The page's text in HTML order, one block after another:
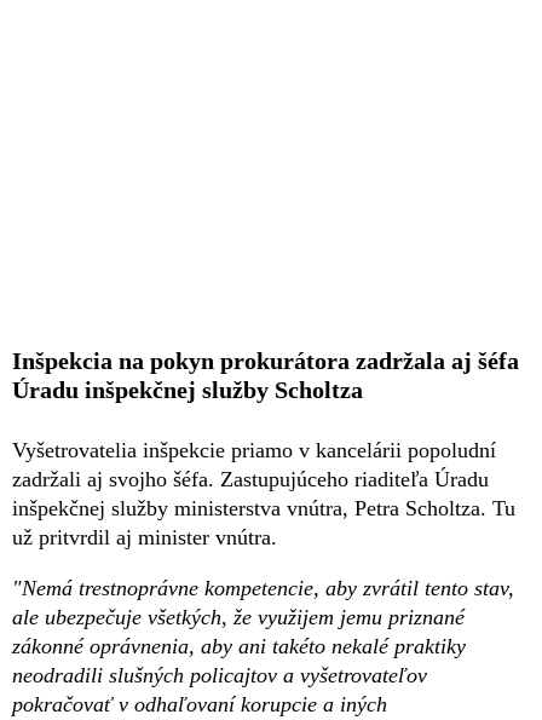
Inšpekcia na pokyn prokurátora zadržala aj šéfa
Úradu inšpekčnej služby Scholtza
Vyšetrovatelia inšpekcie priamo v kancelárii popoludní
zadržali aj svojho šéfa. Zastupujúceho riaditeľa Úradu
inšpekčnej služby ministerstva vnútra, Petra Scholtza. Tu
už pritvrdil aj minister vnútra.
"Nemá trestnoprávne kompetencie, aby zvrátil tento stav,
ale ubezpečuje všetkých, že využijem jemu priznané
zákonné oprávnenia, aby ani takéto nekalé praktiky
neodradili slušných policajtov a vyšetrovateľov
pokračovať v odhaľovaní korupcie a iných